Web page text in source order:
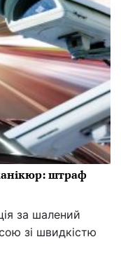
штраф
за шалений
зі швидкістю